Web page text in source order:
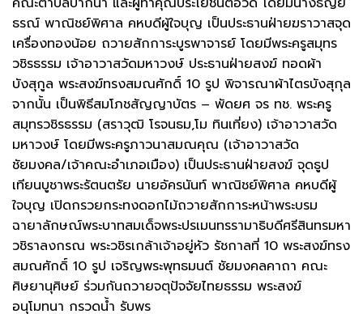
ธรณ์ พาณิชย์พิศาล คหบดีผู้ใจบุญ เป็นประธานฝ่ายฆราวาสจุด
เครื่องทองน้อย ถวายสักการะบูรพาจารย์ โดยมีพระครูสมุทร
วชิรธรรม เจ้าอาวาสวัดมหาวงษ์ ประธานฝ่ายสงฆ์ ทอดผ้า
บังสุกูล พระสงฆ์ทรงสมณศักดิ์ 10 รูป พิจารณาผ้าไตรบังสุกุล
จากนั้น เป็นพิธีสมโภชสัญญาบัตร – พัดยศ จร ทช. พระครู
สมุทรวชิรธรรม (สราวุฒิ โรจนธม,โม ทินเที่ยง) เจ้าอาวาสวัด
มหาวงษ์ โดยมีพระครูภาวนาสมณคุณ (เจ้าอาวาสวัด
ชัยมงคล/เจ้าคณะอำเภอเมือง) เป็นประธานฝ่ายสงฆ์ จุดธูป
เทียนบูชาพระรัตนตรัย นายอัครนันท์ พาณิชย์พิศาล คหบดีผู้
ใจบุญ เปิดกรวยกระทงดอกไม้ถวายสักการะหน้าพระบรม
ฉายาลักษณ์พระบาทสมเด็จพระปรเมนทรรามาธิบดีศรีสินทรมหา
วชิราลงกรณ พระวชิรเกล้าเจ้าอยู่หัว รัชกาลที่ 10 พระสงฆ์ทรง
สมณศักดิ์ 10 รูป เจริญพระพุทธมนต์ ชัยมงคลคาถา คณะ
ศิษยานุศิษย์ ร่วมกันถวายจตุปัจจัยไทยธรรม พระสงฆ์
อนุโมทนา กรวดน้ำ รับพร